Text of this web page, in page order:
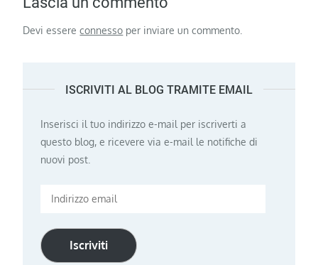
Devi essereconnesso per inviare un commento.
ISCRIVITI AL BLOG TRAMITE EMAIL
Inserisci il tuo indirizzo e-mail per iscriverti a
questo blog, e ricevere via e-mail le notifiche di
nuovi post.
Indirizzo
Iscriviti